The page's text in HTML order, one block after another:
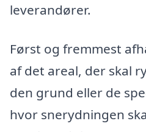
leverandører.
Først og fremmest
af det areal, der skal
den grund eller de
hvor snerydningen